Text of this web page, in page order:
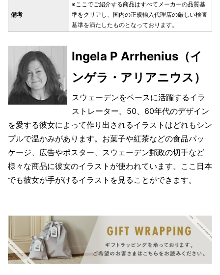
備考
※ここでご紹介する商品はすべてメーカーの品質基
準をクリアし、国内の正規輸入代理店の厳しい検査
基準を満たしたものとなっております。
Ingela P Arrhenius（イ
ンゲラ・アリアニウス）
スウェーデンをベースに活躍するイラ
ストレーター。50、60年代のデザイン
を愛する彼女によって作り出されるイラストはどれもシン
プルで温かみがあります。お菓子や紅茶などの食品パッ
ケージ、広告やポスター、スウェーデン郵政の切手など
様々な商品に彼女のイラストが使われています。ここ日本
でも彼女が手がけるイラストを見ることができます。